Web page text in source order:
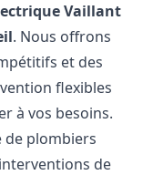
Vaillant
. Nous offrons
et des
flexibles
à vos besoins.
de plombiers
de